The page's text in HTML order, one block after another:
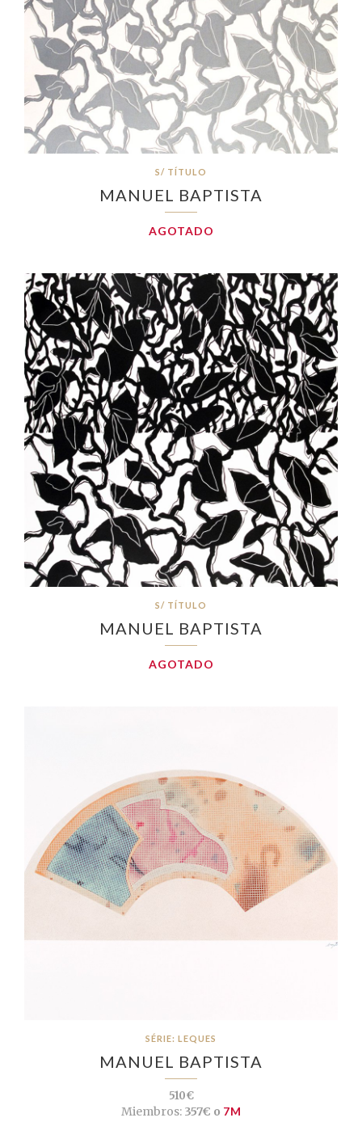
S/ TÍTULO
MANUEL BAPTISTA
AGOTADO
S/ TÍTULO
MANUEL BAPTISTA
AGOTADO
SÉRIE: LEQUES
MANUEL BAPTISTA
510€
Miembros:357€ o 7M